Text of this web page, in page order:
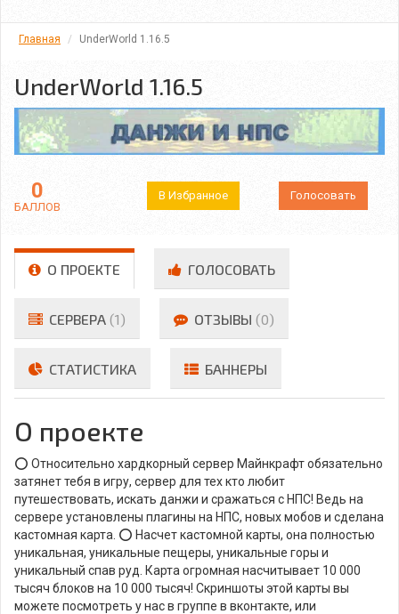
Главная UnderWorld 1.16.5
UnderWorld 1.16.5
0
БАЛЛОВ
В Избранное Голосовать
О ПРОЕКТЕ ГОЛОСОВАТЬ
СЕРВЕРА (1) ОТЗЫВЫ (0)
СТАТИСТИКА БАННЕРЫ
О проекте
⭕️ Относительно хардкорный сервер Майнкрафт обязательно
затянет тебя в игру, сервер для тех кто любит
путешествовать, искать данжи и сражаться с НПС! Ведь на
сервере установлены плагины на НПС, новых мобов и сделана
кастомная карта. ⭕️ Насчет кастомной карты, она полностью
уникальная, уникальные пещеры, уникальные горы и
уникальный спав руд. Карта огромная насчитывает 10 000
тысяч блоков на 10 000 тысяч! Скриншоты этой карты вы
можете посмотреть у нас в группе в вконтакте, или